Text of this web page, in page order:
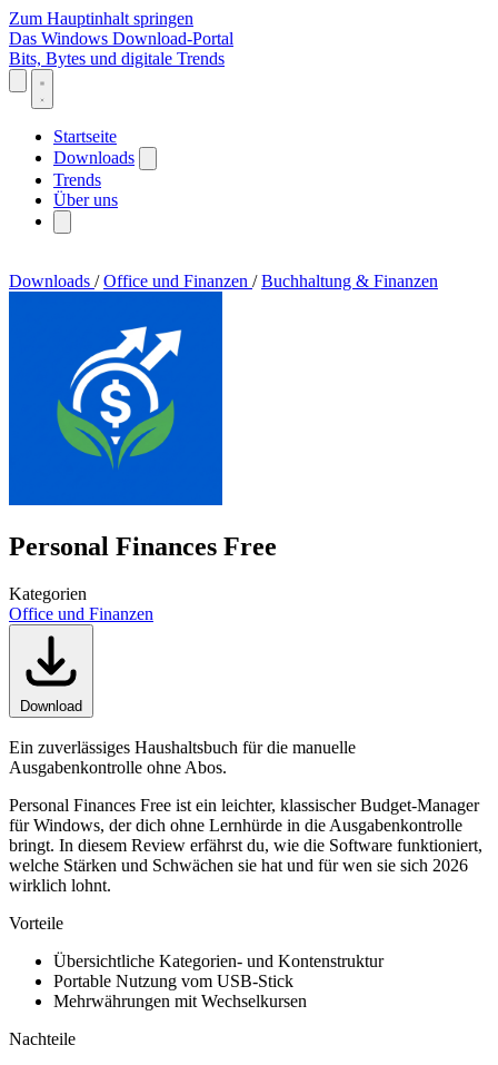
Zum Hauptinhalt springen
Das Windows Download-Portal
Bits, Bytes und digitale Trends
Startseite
Downloads
Trends
Über uns
Downloads / Office und Finanzen / Buchhaltung & Finanzen
Personal Finances Free
Kategorien
Office und Finanzen
Download
Ein zuverlässiges Haushaltsbuch für die manuelle
Ausgabenkontrolle ohne Abos.
Personal Finances Free ist ein leichter, klassischer Budget-Manager
für Windows, der dich ohne Lernhürde in die Ausgabenkontrolle
bringt. In diesem Review erfährst du, wie die Software funktioniert,
welche Stärken und Schwächen sie hat und für wen sie sich 2026
wirklich lohnt.
Vorteile
Übersichtliche Kategorien- und Kontenstruktur
Portable Nutzung vom USB-Stick
Mehrwährungen mit Wechselkursen
Nachteile